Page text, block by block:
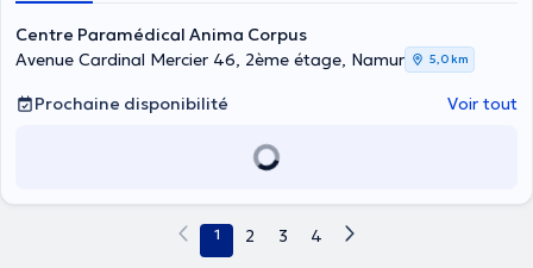
Centre Paramédical Anima Corpus
Avenue Cardinal Mercier 46, 2ème étage, Namur
5,0 km
Prochaine disponibilité Voir tout
1 2 3 4